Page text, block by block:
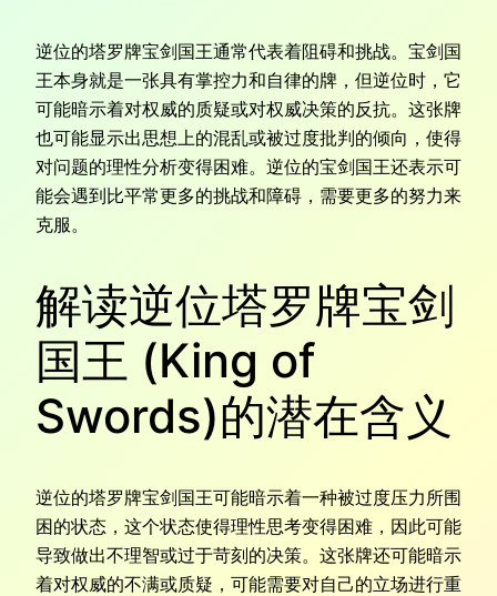
逆位的塔罗牌宝剑国王通常代表着阻碍和挑战。宝剑国
王本身就是一张具有掌控力和自律的牌，但逆位时，它
可能暗示着对权威的质疑或对权威决策的反抗。这张牌
也可能显示出思想上的混乱或被过度批判的倾向，使得
对问题的理性分析变得困难。逆位的宝剑国王还表示可
能会遇到比平常更多的挑战和障碍，需要更多的努力来
克服。
解读逆位塔罗牌宝剑
国王 (King of
Swords)的潜在含义
逆位的塔罗牌宝剑国王可能暗示着一种被过度压力所围
困的状态，这个状态使得理性思考变得困难，因此可能
导致做出不理智或过于苛刻的决策。这张牌还可能暗示
着对权威的不满或质疑，可能需要对自己的立场进行重